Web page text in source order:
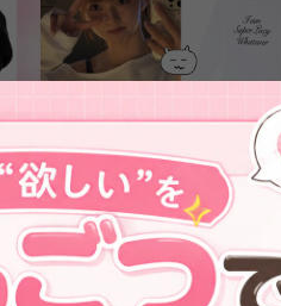
★tripleS ジウ 着用！！
【LAZYZ】Super Lazy
Shoulder Long Sleeve T-
(White)
¥9,150